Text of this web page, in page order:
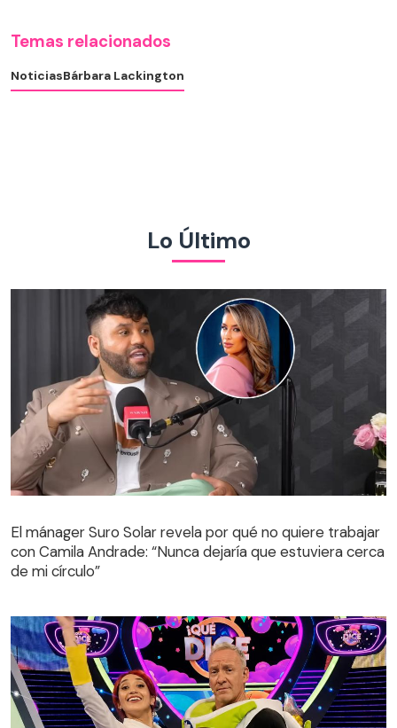
Temas relacionados
NoticiasBárbara Lackington
Lo Último
El mánager Suro Solar revela por qué no quiere trabajar
con Camila Andrade: “Nunca dejaría que estuviera cerca
de mi círculo”